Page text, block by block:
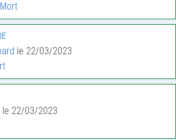
le 22/03/2023
le 22/03/2023